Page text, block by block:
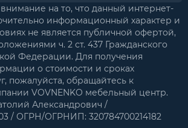
на то, что данный интернет-
информационный характер и
не является публичной офертой,
ч. 2 ст. 437 Гражданского
Федерации. Для получения
о стоимости и сроках
пожалуйста, обращайтесь к
VOVNENKO мебельный центр.
Александрович /
/ ОГРН/ОГРНИП: 320784700214182